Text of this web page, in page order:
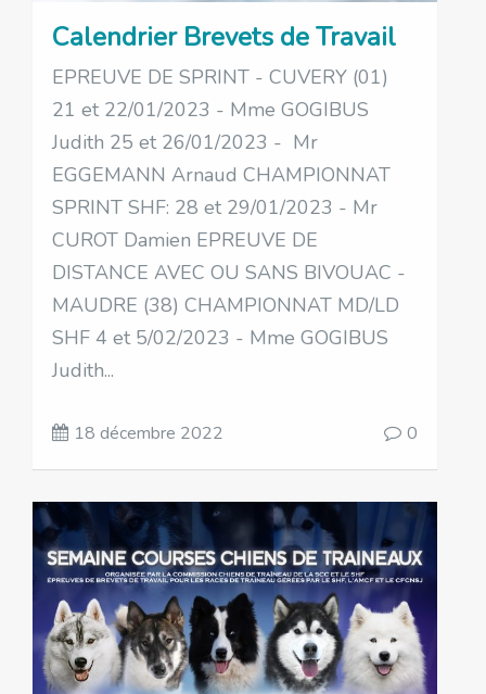
Calendrier Brevets de Travail
EPREUVE DE SPRINT - CUVERY (01)
21 et 22/01/2023 - Mme GOGIBUS
Judith 25 et 26/01/2023 - Mr
EGGEMANN Arnaud CHAMPIONNAT
SPRINT SHF: 28 et 29/01/2023 - Mr
CUROT Damien EPREUVE DE
DISTANCE AVEC OU SANS BIVOUAC -
MAUDRE (38) CHAMPIONNAT MD/LD
SHF 4 et 5/02/2023 - Mme GOGIBUS
Judith...
18 décembre 2022 0